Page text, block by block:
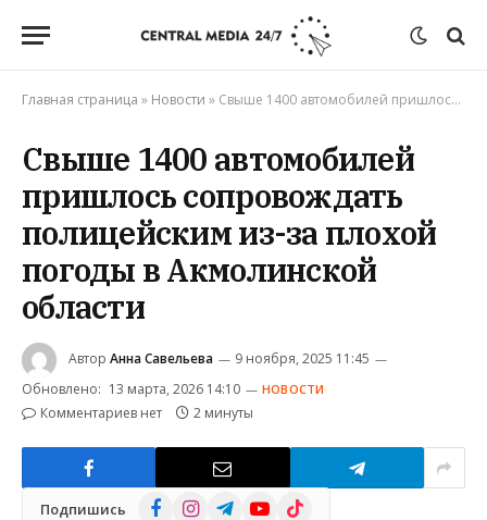
Главная страница » Новости » Свыше 1400 автомобилей пришлось сопровождать полицейским из-за плохой погоды в Акмолинской области
Свыше 1400 автомобилей
пришлось сопровождать
полицейским из-за плохой
погоды в Акмолинской
области
Автор Анна Савельева
9 ноября, 2025 11:45
Обновлено: 13 марта, 2026 14:10 НОВОСТИ
Комментариев нет 2 минуты
Подпишись FacebookInstagramTelegramYouTube
TikTok